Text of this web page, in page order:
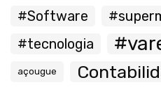
#Software
#tecnologia
açougue